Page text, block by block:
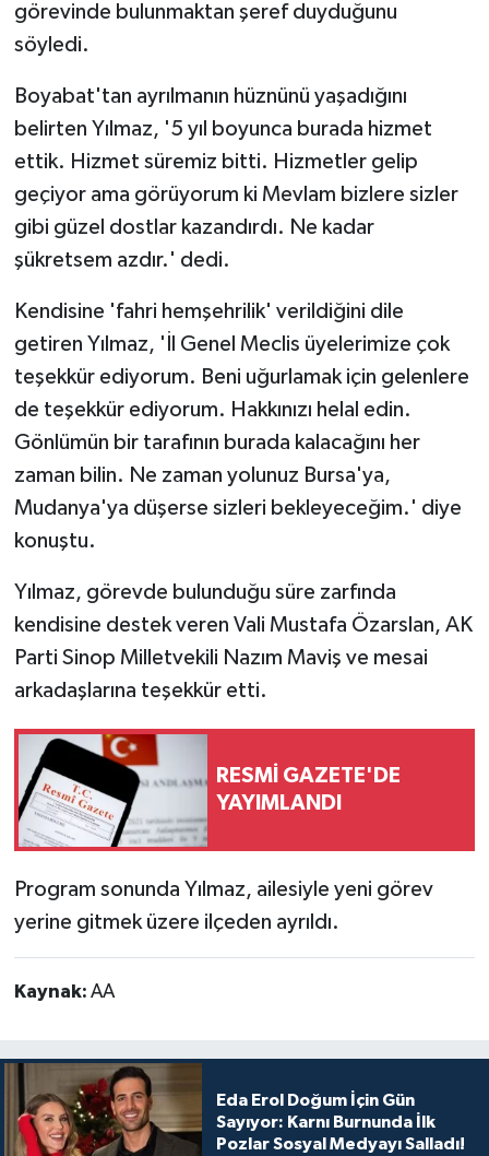
görevinde bulunmaktan şeref duyduğunu
söyledi.
Boyabat'tan ayrılmanın hüznünü yaşadığını
belirten Yılmaz, '5 yıl boyunca burada hizmet
ettik. Hizmet süremiz bitti. Hizmetler gelip
geçiyor ama görüyorum ki Mevlam bizlere sizler
gibi güzel dostlar kazandırdı. Ne kadar
şükretsem azdır.' dedi.
Kendisine 'fahri hemşehrilik' verildiğini dile
getiren Yılmaz, 'İl Genel Meclis üyelerimize çok
teşekkür ediyorum. Beni uğurlamak için gelenlere
de teşekkür ediyorum. Hakkınızı helal edin.
Gönlümün bir tarafının burada kalacağını her
zaman bilin. Ne zaman yolunuz Bursa'ya,
Mudanya'ya düşerse sizleri bekleyeceğim.' diye
konuştu.
Yılmaz, görevde bulunduğu süre zarfında
kendisine destek veren Vali Mustafa Özarslan, AK
Parti Sinop Milletvekili Nazım Maviş ve mesai
arkadaşlarına teşekkür etti.
RESMİ GAZETE'DE
YAYIMLANDI
Program sonunda Yılmaz, ailesiyle yeni görev
yerine gitmek üzere ilçeden ayrıldı.
Kaynak: AA
Eda Erol Doğum İçin Gün
Sayıyor: Karnı Burnunda İlk
Pozlar Sosyal Medyayı Salladı!